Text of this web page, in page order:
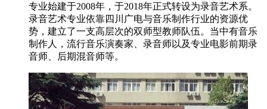
专业始建于2008年，于2018年正式转设为录音艺术系。
录音艺术专业依靠四川广电与音乐制作行业的资源优
势，建立了一支高层次的双师型教师队伍。当中有音乐
制作人，流行音乐演奏家、录音师以及专业电影前期录
音师、后期混音师等。